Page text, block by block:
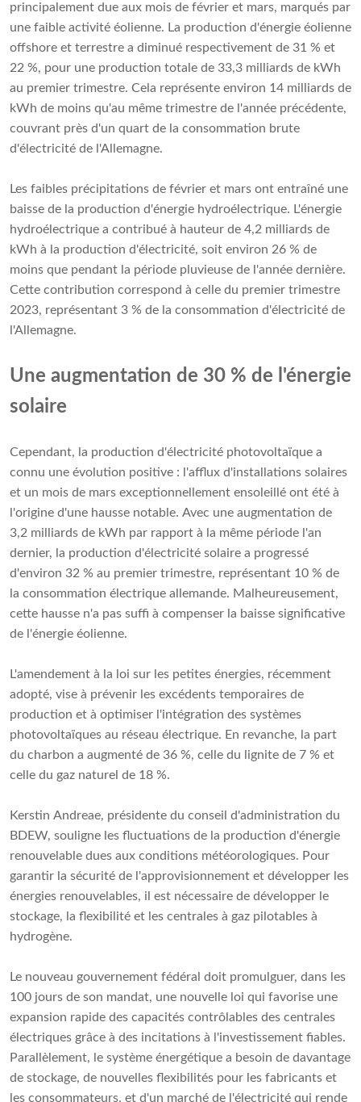
principalement due aux mois de février et mars, marqués par
une faible activité éolienne. La production d'énergie éolienne
offshore et terrestre a diminué respectivement de 31 % et
22 %, pour une production totale de 33,3 milliards de kWh
au premier trimestre. Cela représente environ 14 milliards de
kWh de moins qu'au même trimestre de l'année précédente,
couvrant près d'un quart de la consommation brute
d'électricité de l'Allemagne.
Les faibles précipitations de février et mars ont entraîné une
baisse de la production d'énergie hydroélectrique. L'énergie
hydroélectrique a contribué à hauteur de 4,2 milliards de
kWh à la production d'électricité, soit environ 26 % de
moins que pendant la période pluvieuse de l'année dernière.
Cette contribution correspond à celle du premier trimestre
2023, représentant 3 % de la consommation d'électricité de
l'Allemagne.
Une augmentation de 30 % de l'énergie
solaire
Cependant, la production d'électricité photovoltaïque a
connu une évolution positive : l'afflux d'installations solaires
et un mois de mars exceptionnellement ensoleillé ont été à
l'origine d'une hausse notable. Avec une augmentation de
3,2 milliards de kWh par rapport à la même période l'an
dernier, la production d'électricité solaire a progressé
d'environ 32 % au premier trimestre, représentant 10 % de
la consommation électrique allemande. Malheureusement,
cette hausse n'a pas suffi à compenser la baisse significative
de l'énergie éolienne.
L'amendement à la loi sur les petites énergies, récemment
adopté, vise à prévenir les excédents temporaires de
production et à optimiser l'intégration des systèmes
photovoltaïques au réseau électrique. En revanche, la part
du charbon a augmenté de 36 %, celle du lignite de 7 % et
celle du gaz naturel de 18 %.
Kerstin Andreae, présidente du conseil d'administration du
BDEW, souligne les fluctuations de la production d'énergie
renouvelable dues aux conditions météorologiques. Pour
garantir la sécurité de l'approvisionnement et développer les
énergies renouvelables, il est nécessaire de développer le
stockage, la flexibilité et les centrales à gaz pilotables à
hydrogène.
Le nouveau gouvernement fédéral doit promulguer, dans les
100 jours de son mandat, une nouvelle loi qui favorise une
expansion rapide des capacités contrôlables des centrales
électriques grâce à des incitations à l'investissement fiables.
Parallèlement, le système énergétique a besoin de davantage
de stockage, de nouvelles flexibilités pour les fabricants et
les consommateurs, et d'un marché de l'électricité qui rende